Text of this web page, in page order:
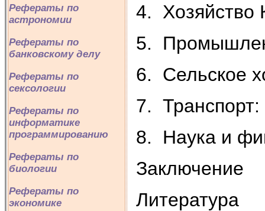
Рефераты по
астрономии
Рефераты по
банковскому делу
Рефераты по
сексологии
Рефераты по
информатике
программированию
Рефераты по
биологии
Рефераты по
экономике
4. Хозяйство
5.
6. Сельское
7. Транспорт:
8. Наука и
Заключение
Литература